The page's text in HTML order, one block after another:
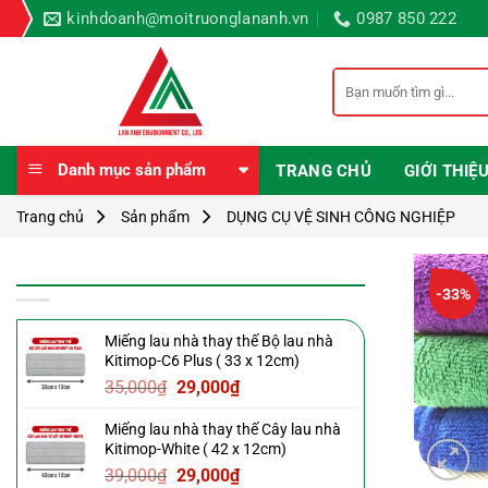
Bỏ
qua
kinhdoanh@moitruonglananh.vn 0987 850 222
kiếm:
Danh mục sản phẩm TRANG CHỦ GIỚI THIỆU
Trang chủ Sản phẩm DỤNG CỤ VỆ SINH CÔNG NGHIỆP
-33%
Miếng lau nhà thay thế Bộ lau nhà
Kitimop-C6 Plus ( 33 x 12cm)
35,000₫ Giá
là:
35,000₫.
29,000₫Giá
tại
là:
29,000₫.
Miếng lau nhà thay thế Cây lau nhà
Kitimop-White ( 42 x 12cm)
39,000₫ Giá
29,000₫Giá